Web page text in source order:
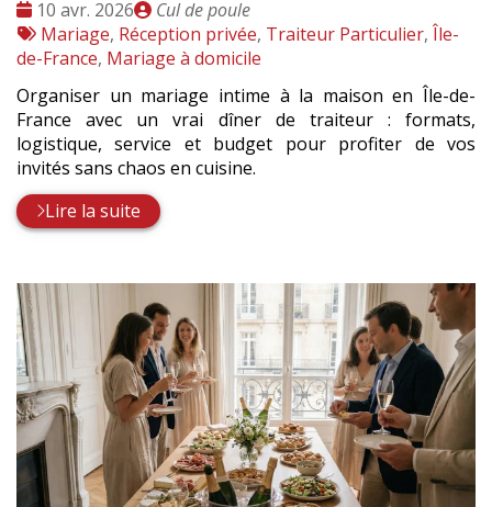
Date
:
10 avr. 2026
Publié
par
Cul de poule
Tags
:
Mariage, Réception privée, Traiteur Particulier, Île-
de-France, Mariage à domicile
Organiser un mariage intime à la maison en Île-de-
France avec un vrai dîner de traiteur : formats,
logistique, service et budget pour profiter de vos
invités sans chaos en cuisine.
Lire la suite